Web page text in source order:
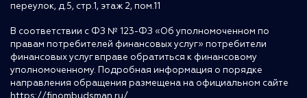
переулок, д.5, стр.1, этаж 2, пом.11
В соответствии с ФЗ № 123-ФЗ «Об уполномоченном по
правам потребителей финансовых услуг» потребители
финансовых услуг вправе обратиться к финансовому
уполномоченному. Подробная информация о порядке
направления обращения размещена на официальном сайте